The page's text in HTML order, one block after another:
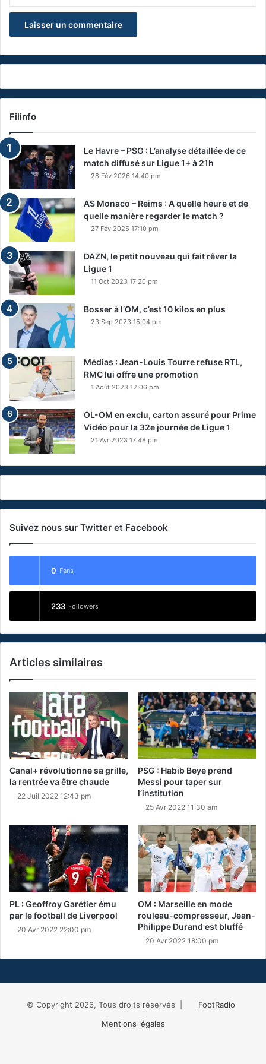
Filinfo
Le Havre – PSG : L’analyse détaillée de ce
match diffusé sur Ligue 1+ à 21h
28 Fév 2026 14:40 pm
AS Monaco – Reims : A quelle heure et de
quelle manière regarder le match ?
27 Fév 2025 17:10 pm
DAZN, le petit nouveau qui fait rêver la
Ligue 1
11 Oct 2023 17:20 pm
Bosser à l’OM, c’est 10 kilos en plus
23 Sep 2023 15:04 pm
Médias : Jean-Louis Tourre refuse RTL,
RMC lui offre une promotion
1 Août 2023 12:06 pm
OL-OM en exclu, carton assuré pour Prime
Vidéo pour la 32e journée de Ligue 1
21 Avr 2023 17:48 pm
Suivez nous sur Twitter et Facebook
0 Fans
233 Followers
Articles similaires
Canal+ révolutionne sa grille,
la rentrée va être chaude
22 Juil 2022 12:43 pm
PSG : Habib Beye prend
Messi pour taper sur
l’institution
25 Avr 2022 11:30 am
PL : Geoffroy Garétier ému
par le football de Liverpool
20 Avr 2022 22:00 pm
OM : Marseille en mode
rouleau-compresseur, Jean-
Philippe Durand est bluffé
20 Avr 2022 18:00 pm
© Copyright 2026, Tous droits réservés |
FootRadio
Mentions légales